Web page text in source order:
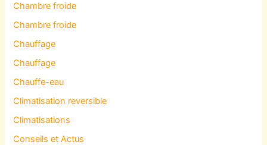
Chambre froide
Chambre froide
Chauffage
Chauffage
Chauffe-eau
Climatisation reversible
Climatisations
Conseils et Actus